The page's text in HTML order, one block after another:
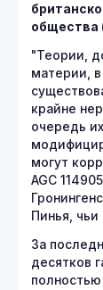
общества
"Теории,
материи,
крайне
очередь
могут
AGC
Пинья,
За
десятков
полностью